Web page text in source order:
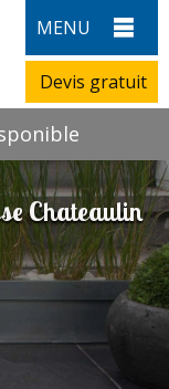
MENU
Devis gratuit
Chateaulin